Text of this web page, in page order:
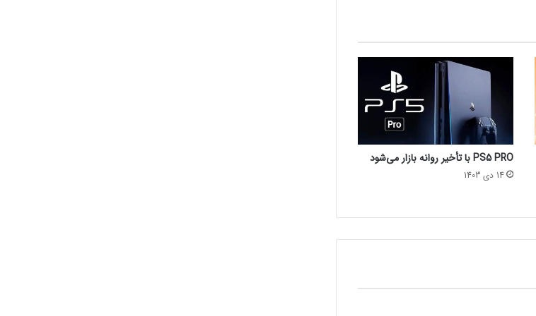
بازی‌سازی ترکیه‌ای از سوئد
شبکه پلی‌استیشن (PSN) دچار اختلالات
گسترده‌ای شد
بازی‌های ویدیویی تا سه ساعت در روز تاثیر
کدام بازی‌های گروهی آنلاین بیشترین
PS5 PRO با تأخیر روانه بازار می‌شود
14 دی 1403